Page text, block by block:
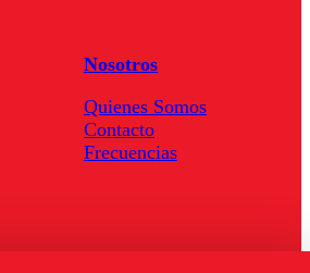
Nosotros
Quienes Somos
Contacto
Frecuencias